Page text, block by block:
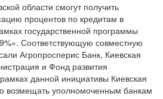
области смогут получить
процентов по кредитам в
государственной программы
Соответствующую совместную
Агропросперис Банк, Киевская
и Фонд развития
данной инициативы Киевская
возмещать уполномоченным банкам